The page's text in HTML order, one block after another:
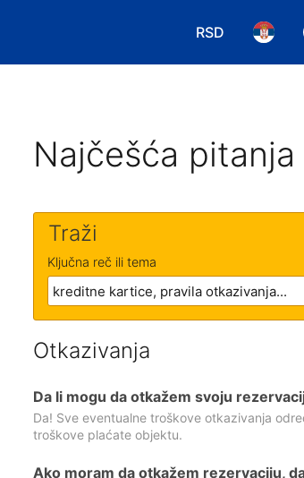
RSD
Izaberite
Najčešća pitanja
Traži
Ključna reč ili tema
Otkazivanja
Da li mogu da otkažem svoju
Da! Sve eventualne troškove otkazivanja
troškove plaćate objektu.
Ako moram da otkažem rezervaciju,